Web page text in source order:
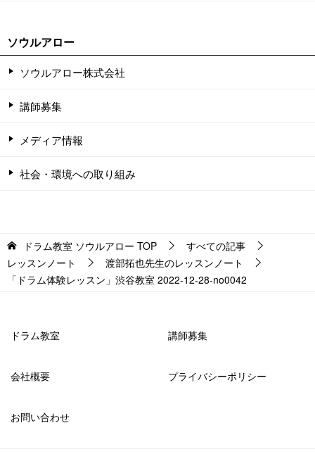
ソウルアロー
ソウルアロー株式会社
講師募集
メディア情報
社会・環境への取り組み
ドラム教室 ソウルアロー TOP
すべての記事
レッスンノート
渡部拓也先生のレッスンノート
「ドラム体験レッスン」渋谷教室 2022-12-28-no0042
ドラム教室 講師募集
会社概要 プライバシーポリシー
お問い合わせ